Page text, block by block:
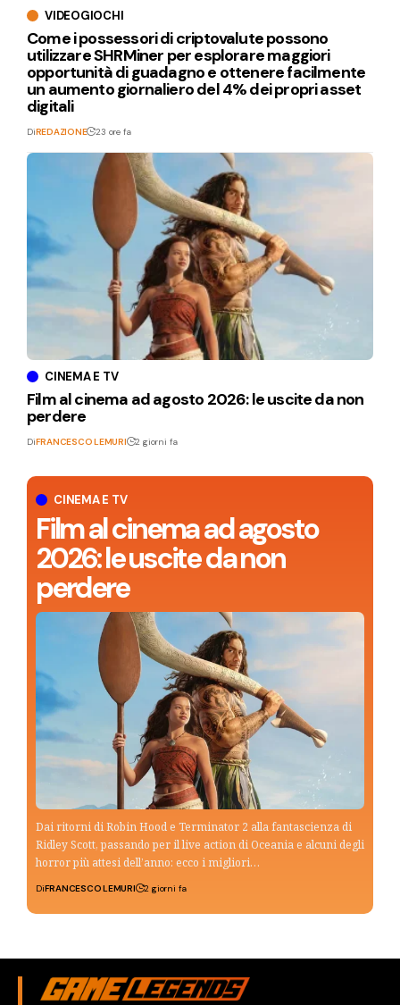
CINEMA E TV
Film al cinema ad agosto
2026: le uscite da non
perdere
Dai ritorni di Robin Hood e Terminator 2 alla fantascienza di
Ridley Scott, passando per il live action di Oceania e alcuni degli
horror più attesi dell’anno: ecco i migliori…
DiFRANCESCO LEMURI 2 giorni fa
VIDEOGIOCHI
Come i possessori di criptovalute possono
utilizzare SHRMiner per esplorare maggiori
opportunità di guadagno e ottenere facilmente
un aumento giornaliero del 4% dei propri asset
digitali
DiREDAZIONE 23 ore fa
CINEMA E TV
Film al cinema ad agosto 2026: le uscite da non
perdere
DiFRANCESCO LEMURI 2 giorni fa